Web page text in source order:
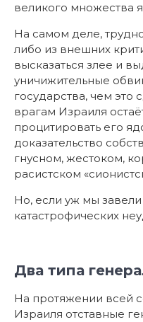
великого множества
На самом деле,
либо из внешних
высказаться злее и
уничижительные
государства, чем это
врагам Израиля
процитировать его
доказательство
гнусном, жестоком,
расистском
Но, если уж мы
катастрофических
Два типа
На протяжении всей
Израиля отставные